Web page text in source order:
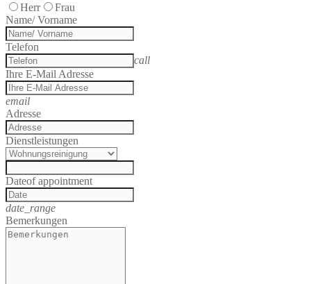
Herr
Frau
Name/ Vorname
Telefon
call
Ihre E-Mail Adresse
email
Adresse
Dienstleistungen
Dateof appointment
date_range
Bemerkungen